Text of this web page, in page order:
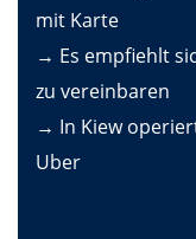
mit Karte
→ Es empfiehlt
zu vereinbaren
→ In Kiew
Uber